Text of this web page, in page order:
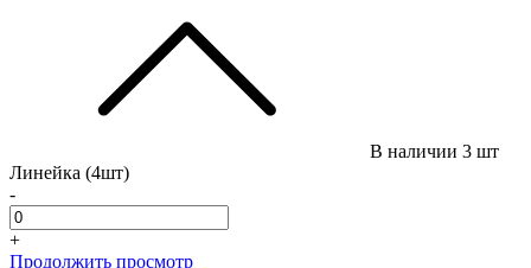
В наличии 3 шт
Линейка (4шт)
-
+
Продолжить просмотр